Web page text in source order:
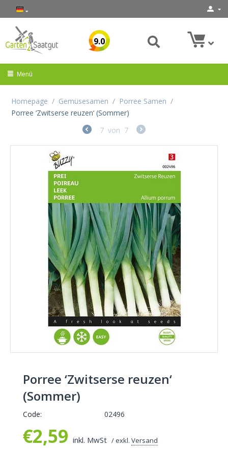
9.0
Menü
Homepage / Gemüsesamen / Porree Samen /
Porree ‘Zwitserse reuzen‘ (Sommer)
7 von 7
Porree ‘Zwitserse reuzen‘
(Sommer)
Code: 02496
€2,59 inkl. MwSt / exkl. Versand